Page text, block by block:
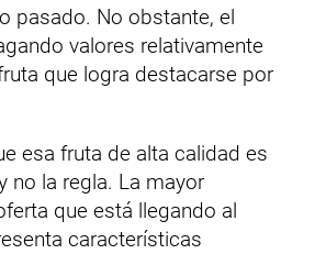
pasado. No obstante, el
valores relativamente
que logra destacarse por
esa fruta de alta calidad es
no la regla. La mayor
que está llegando al
características